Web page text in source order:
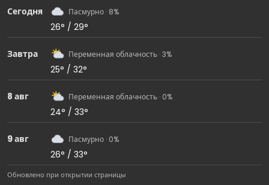
Сегодня Пасмурно · 8%
26° / 29°
Завтра Переменная облачность · 3%
25° / 32°
8 авг Переменная облачность · 0%
24° / 33°
9 авг Пасмурно · 0%
26° / 33°
Обновлено при открытии страницы